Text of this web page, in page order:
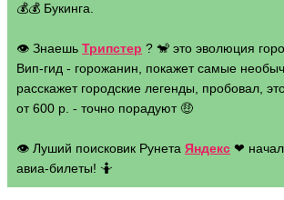
💰💰 Букинга.
👁 Знаешь Трипстер ? 🐒 это эволюция
Вип-гид - горожанин, покажет самые
расскажет городские легенды, пробовал,
от 600 р. - точно порадуют 🤑
👁 Луший поисковик Рунета Яндекс ❤ начал
авиа-билеты! 🤷